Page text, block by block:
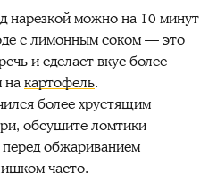
нарезкой можно на 10 минут
с лимонным соком — это
и сделает вкус более
накартофель.
более хрустящим
обсушите ломтики
обжариванием
часто.